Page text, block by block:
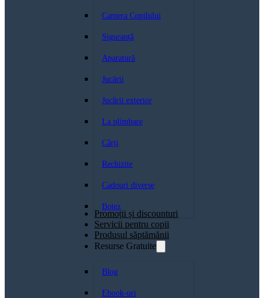
Camera Copilului
Siguranță
Aparatură
Jucării
Jucării exterior
La plimbare
Cărți
Rechizite
Cadouri diverse
Botez
Promoții și discounturi
Servicii pentru copii
Produsul săptămănii
Resurse Gratuite
Blog
Ebook-uri